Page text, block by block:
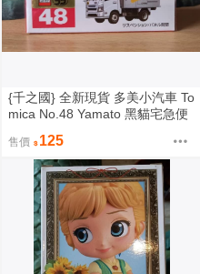
{千之國} 全新現貨 多美小汽車 To
mica No.48 Yamato 黑貓宅急便
售價 125